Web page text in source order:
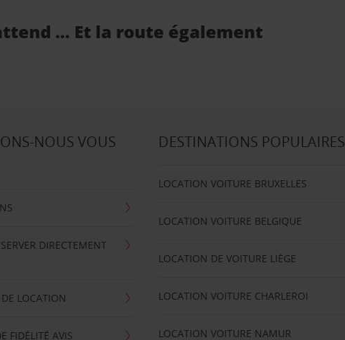
… Et la route également
NOUS VOUS
DIRECTEMENT
LOCATION
FIDÉLITÉ AVIS
DESTINATIONS POPULAIRES
LOCATION VOITURE BRUXELLES
LOCATION VOITURE BELGIQUE
LOCATION DE VOITURE LIÈGE
LOCATION VOITURE CHARLEROI
LOCATION VOITURE NAMUR